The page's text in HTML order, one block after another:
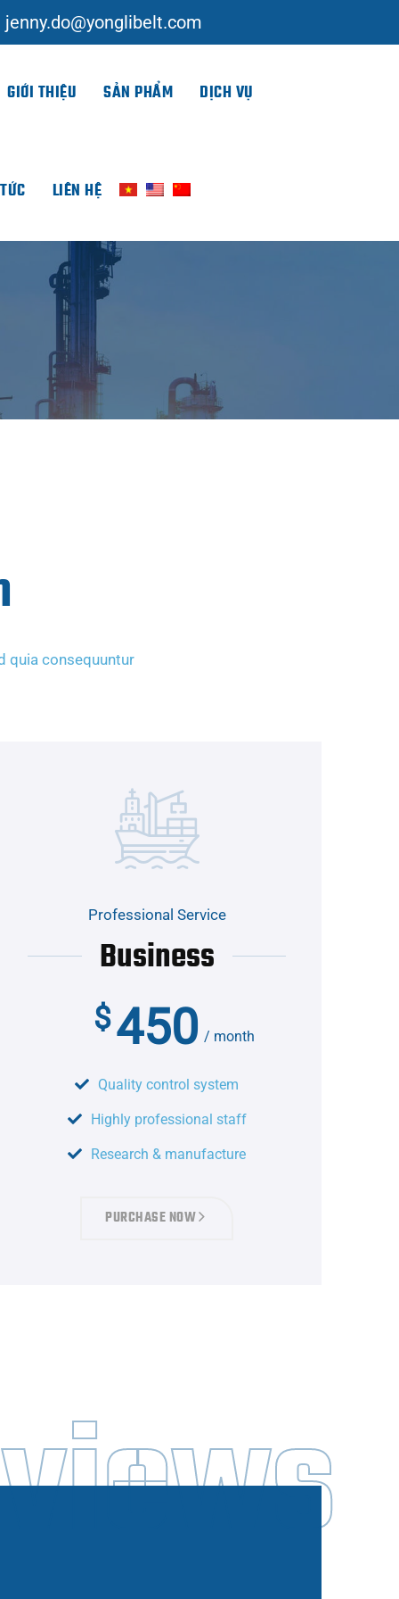
jenny.do@yonglibelt.com
GIỚI THIỆU SẢN PHẨM DỊCH VỤ
LIÊN HỆ
quia consequuntur
Professional Service
Business
$450 month
Quality control system
Highly professional staff
Research & manufacture
PURCHASE NOW